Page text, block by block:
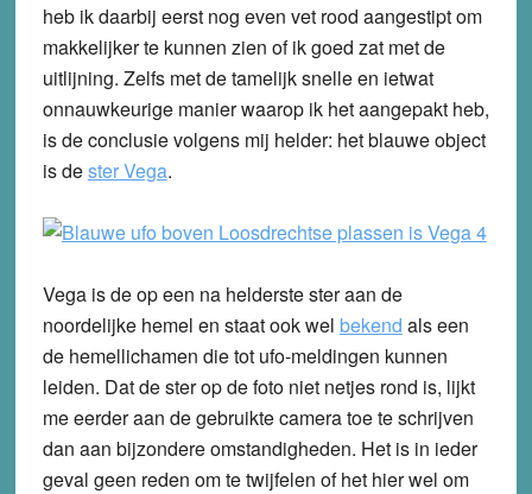
heb ik daarbij eerst nog even vet rood aangestipt om
makkelijker te kunnen zien of ik goed zat met de
uitlijning. Zelfs met de tamelijk snelle en ietwat
onnauwkeurige manier waarop ik het aangepakt heb,
is de conclusie volgens mij helder: het blauwe object
is dester Vega.
Vega is de op een na helderste ster aan de
noordelijke hemel en staat ook wel bekend als een
de hemellichamen die tot ufo-meldingen kunnen
leiden. Dat de ster op de foto niet netjes rond is, lijkt
me eerder aan de gebruikte camera toe te schrijven
dan aan bijzondere omstandigheden. Het is in ieder
geval geen reden om te twijfelen of het hier wel om